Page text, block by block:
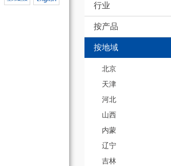
行业
按产品
按地域
北京
天津
河北
山西
内蒙
辽宁
吉林